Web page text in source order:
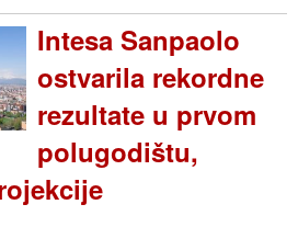
Intesa Sanpaolo
ostvarila rekordne
rezultate u prvom
polugodištu,